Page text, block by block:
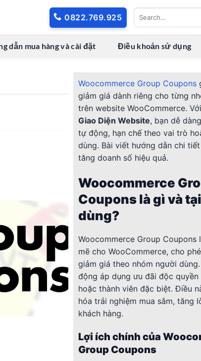
0822.769.925
dẫn mua hàng và cài đặt Điều khoản sử dụng
Woocommerce Group Coupons
giảm giá dành riêng cho từng
trên website WooCommerce.
Giao Diện Website, bạn dễ
tự động, hạn chế theo vai trò
dùng. Bài viết hướng dẫn chi
tăng doanh số hiệu quả.
Woocommerce
Coupons là gì và
dùng?
Woocommerce Group Coupons
mẽ cho WooCommerce, cho
giảm giá theo nhóm người
động áp dụng ưu đãi độc quyền
hoặc thành viên đặc biệt. Điều
hóa trải nghiệm mua sắm, tăng
khách hàng.
Lợi ích chính của
Group Coupons